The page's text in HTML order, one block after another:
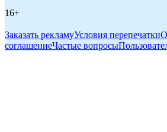
16+
Заказать рекламуУсловия перепечаткиО
соглашениеЧастые вопросы